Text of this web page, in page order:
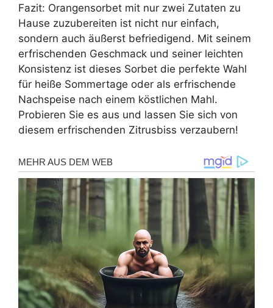
Fazit: Orangensorbet mit nur zwei Zutaten zu
Hause zuzubereiten ist nicht nur einfach,
sondern auch äußerst befriedigend. Mit seinem
erfrischenden Geschmack und seiner leichten
Konsistenz ist dieses Sorbet die perfekte Wahl
für heiße Sommertage oder als erfrischende
Nachspeise nach einem köstlichen Mahl.
Probieren Sie es aus und lassen Sie sich von
diesem erfrischenden Zitrusbiss verzaubern!